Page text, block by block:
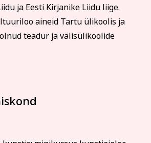
ja Eesti Kirjanike Liidu liige.
aineid Tartu ülikoolis ja
teadur ja välisülikoolide